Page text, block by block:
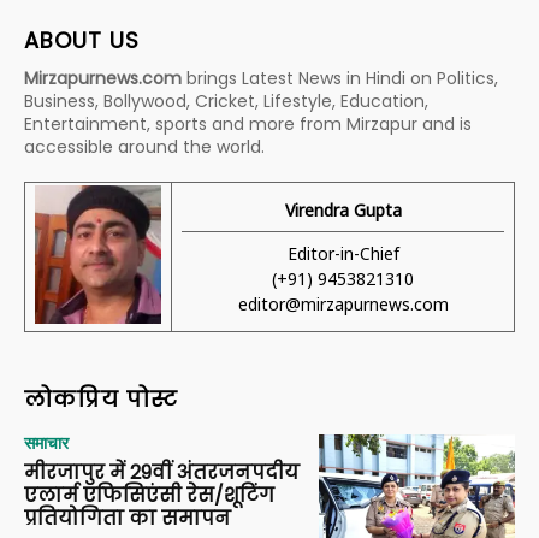
ABOUT US
Mirzapurnews.com brings Latest News in Hindi on Politics,
Business, Bollywood, Cricket, Lifestyle, Education,
Entertainment, sports and more from Mirzapur and is
accessible around the world.
Virendra Gupta
Editor-in-Chief
(+91) 9453821310
editor@mirzapurnews.com
लोकप्रिय पोस्ट
समाचार
मीरजापुर में 29वीं अंतरजनपदीय
एलार्म एफिसिएंसी रेस/शूटिंग
प्रतियोगिता का समापन